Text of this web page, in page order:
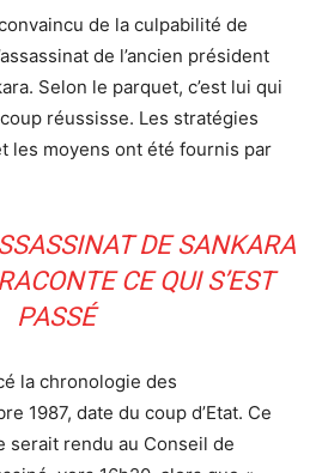
de la culpabilité de
de l’ancien président
Selon le parquet, c’est lui qui
réussisse. Les stratégies
les moyens ont été fournis par
DE SANKARA
CE QUI S’EST
PASSÉ
la chronologie des
1987, date du coup d’Etat. Ce
serait rendu au Conseil de